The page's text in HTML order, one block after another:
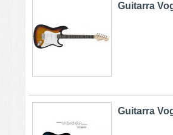
Guitarra
Guitarra